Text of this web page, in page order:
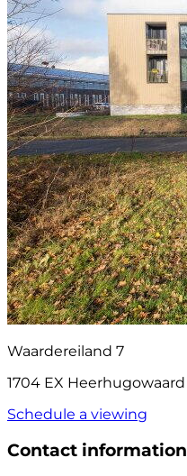
Waardereiland 7
1704 EX Heerhugowaard
Schedule a viewing
Contact information